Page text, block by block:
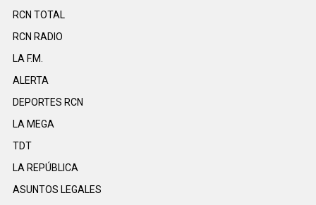
RCN TOTAL
RCN RADIO
LA F.M.
ALERTA
DEPORTES RCN
LA MEGA
TDT
LA REPÚBLICA
ASUNTOS LEGALES